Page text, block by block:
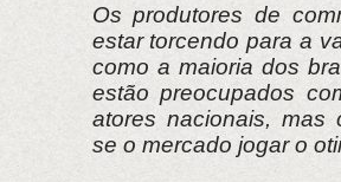
Os produtores de
estar torcendo para a
como a maioria dos
estão preocupados
atores nacionais, mas
se o mercado jogar o